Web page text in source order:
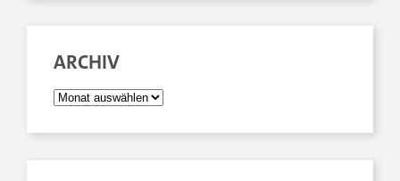
ARCHIV